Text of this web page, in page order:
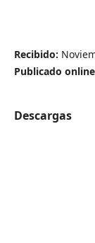
Recibido:
Publicado
Descargas